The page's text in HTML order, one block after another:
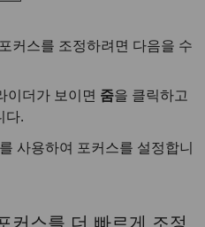
커스를 조정하려면 다음을 수
이더가 보이면 줌을 클릭하고
다.
사용하여 포커스를 설정합니